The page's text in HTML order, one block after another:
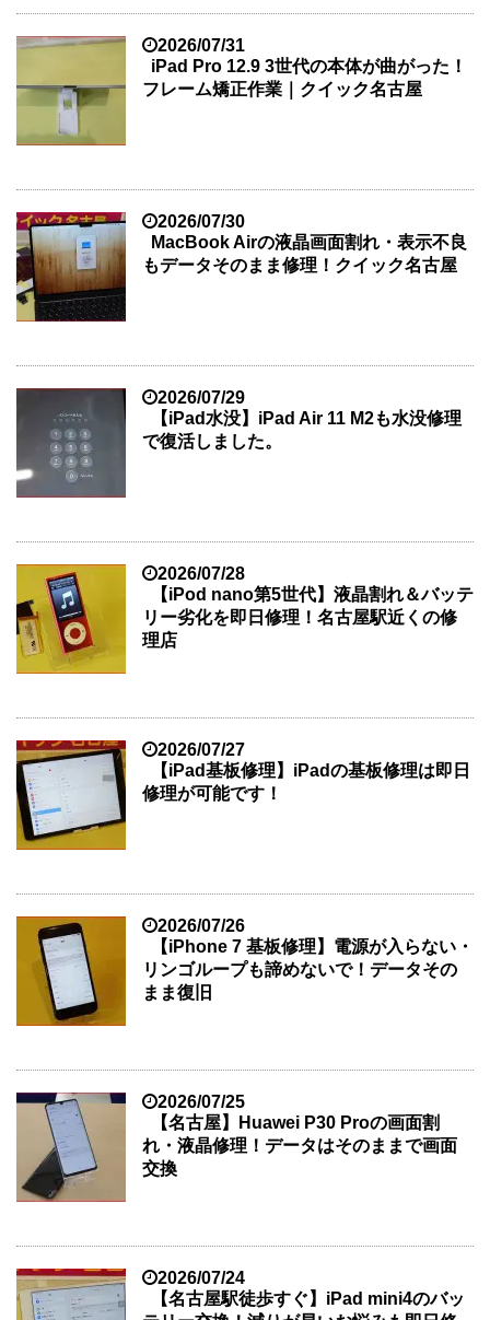
2026/07/31
iPad Pro 12.9 3世代の本体が曲がった！
フレーム矯正作業｜クイック名古屋
2026/07/30
MacBook Airの液晶画面割れ・表示不良
もデータそのまま修理！クイック名古屋
2026/07/29
【iPad水没】iPad Air 11 M2も水没修理
で復活しました。
2026/07/28
【iPod nano第5世代】液晶割れ＆バッテ
リー劣化を即日修理！名古屋駅近くの修
理店
2026/07/27
【iPad基板修理】iPadの基板修理は即日
修理が可能です！
2026/07/26
【iPhone 7 基板修理】電源が入らない・
リンゴループも諦めないで！データその
まま復旧
2026/07/25
【名古屋】Huawei P30 Proの画面割
れ・液晶修理！データはそのままで画面
交換
2026/07/24
【名古屋駅徒歩すぐ】iPad mini4のバッ